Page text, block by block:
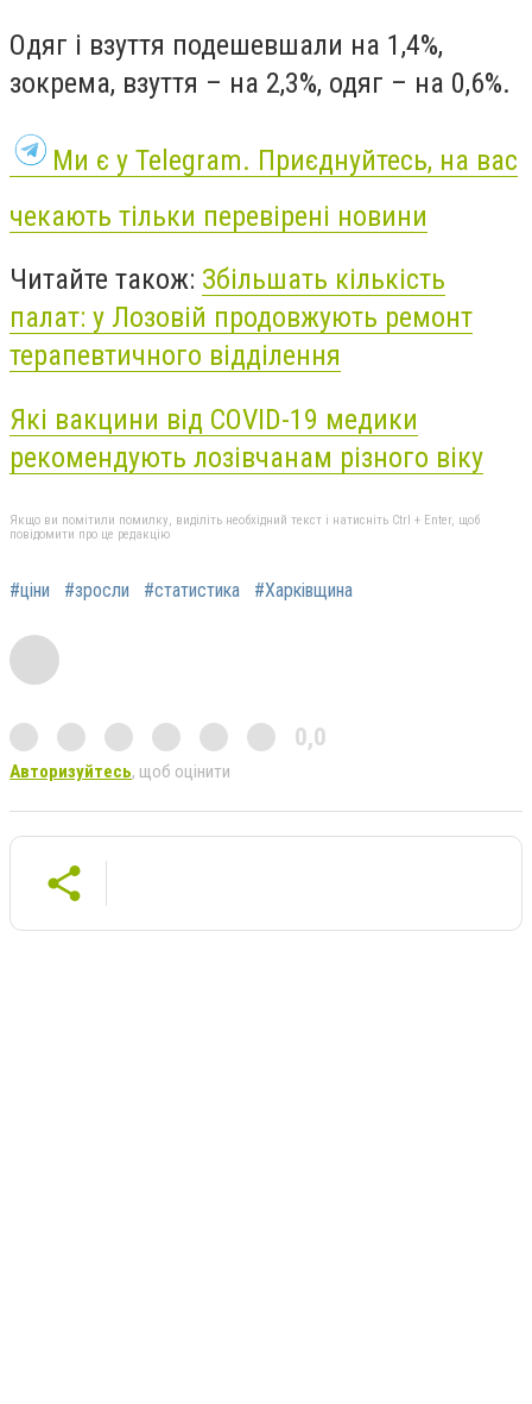
Одяг і взуття подешевшали на 1,4%,
зокрема, взуття – на 2,3%, одяг – на 0,6%.
Ми є у Telegram. Приєднуйтесь, на вас
чекають тільки перевірені новини
Читайте також: Збільшать кількість
палат: у Лозовій продовжують ремонт
терапевтичного відділення
Які вакцини від COVID-19 медики
рекомендують лозівчанам різного віку
Якщо ви помітили помилку, виділіть необхідний текст і натисніть Ctrl + Enter, щоб
повідомити про це редакцію
#ціни #зросли #статистика #Харківщина
0,0
Авторизуйтесь, щоб оцінити